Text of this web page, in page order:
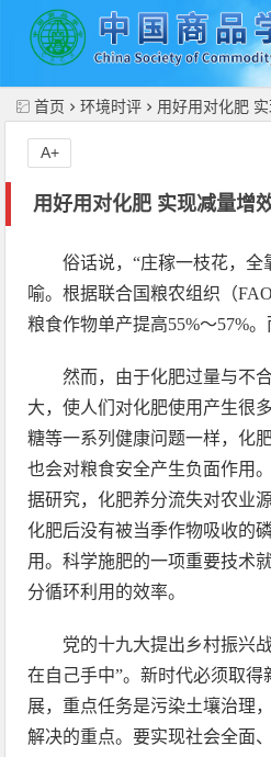
首页 环境时评 用好用对化肥
用好用对化肥 实现减量增
A+
俗话说，“庄稼一枝花，全
喻。根据联合国粮农组织（
粮食作物单产提高55%～57%
然而，由于化肥过量与不
大，使人们对化肥使用产生很
糖等一系列健康问题一样，化
也会对粮食安全产生负面作用
据研究，化肥养分流失对农业
化肥后没有被当季作物吸收的
用。科学施肥的一项重要技术
分循环利用的效率。
党的十九大提出乡村振兴
在自己手中”。新时代必须取
展，重点任务是污染土壤治理
解决的重点。要实现社会全面